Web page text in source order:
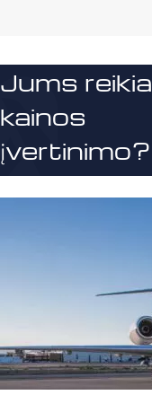
Jums reikia
kainos
įvertinimo?